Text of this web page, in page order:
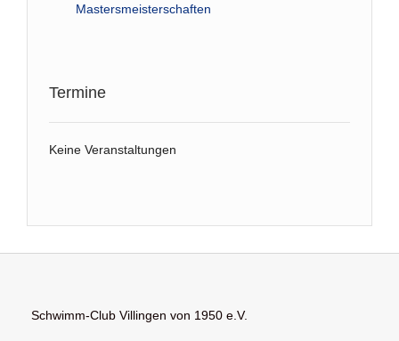
Mastersmeisterschaften
Termine
Keine Veranstaltungen
Schwimm-Club Villingen von 1950 e.V.